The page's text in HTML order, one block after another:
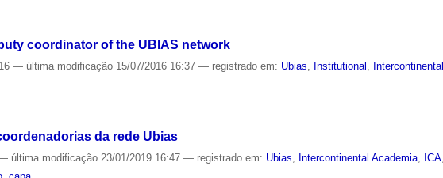
coordinator of the UBIAS network
— última modificação 15/07/2016 16:37— registrado em: Ubias, Institutional , Intercontinental
da rede Ubias
última modificação 23/01/2019 16:47— registrado em: Ubias Intercontinental Academia ICA